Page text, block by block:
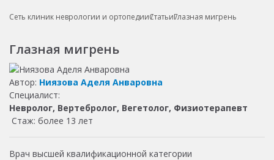
Сеть клиник неврологии и ортопедииСтатьиГлазная мигрень
Глазная мигрень
Автор: Ниязова Аделя Анваровна
Специалист:
Невролог, Вертебролог, Вегетолог, Физиотерапевт
Стаж: более 13 лет
Врач высшей квалификационной категории